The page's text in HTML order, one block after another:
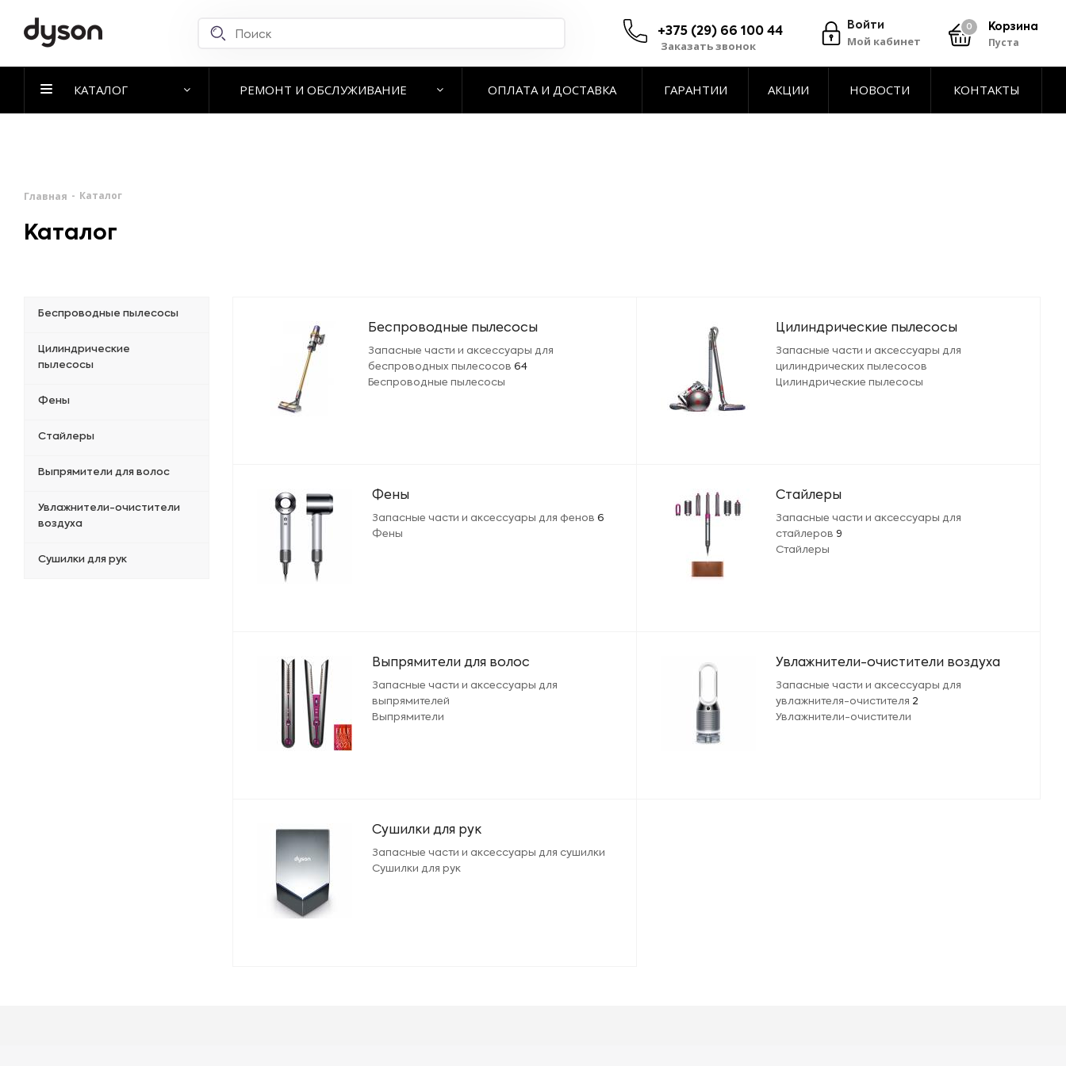
Корзина
Пуста
0
Войти
Мой кабинет
+375 (29) 66 100 44
Заказать звонок
КАТАЛОГ РЕМОНТ И ОБСЛУЖИВАНИЕ ОПЛАТА И ДОСТАВКА ГАРАНТИИ АКЦИИ НОВОСТИ КОНТАКТЫ
Главная - Каталог
Каталог
Беспроводные пылесосы
Запасные части и аксессуары для
беспроводных пылесосов 64
Беспроводные пылесосы
Цилиндрические пылесосы
Запасные части и аксессуары для
цилиндрических пылесосов
Цилиндрические пылесосы
Фены
Запасные части и аксессуары для фенов 6
Фены
Стайлеры
Запасные части и аксессуары для
стайлеров 9
Стайлеры
Выпрямители для волос
Запасные части и аксессуары для
выпрямителей
Выпрямители
Увлажнители-очистители воздуха
Запасные части и аксессуары для
увлажнителя-очистителя 2
Увлажнители-очистители
Сушилки для рук
Запасные части и аксессуары для сушилки
Сушилки для рук
Беспроводные пылесосы
Цилиндрические
пылесосы
Фены
Стайлеры
Выпрямители для волос
Увлажнители-очистители
воздуха
Сушилки для рук